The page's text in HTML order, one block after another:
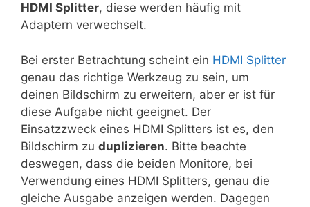
HDMI Splitter, diese werden häufig mit
Adaptern verwechselt.
Bei erster Betrachtung scheint ein HDMI Splitter
genau das richtige Werkzeug zu sein, um
deinen Bildschirm zu erweitern, aber er ist für
diese Aufgabe nicht geeignet. Der
Einsatzzweck eines HDMI Splitters ist es, den
Bildschirm zu duplizieren. Bitte beachte
deswegen, dass die beiden Monitore, bei
Verwendung eines HDMI Splitters, genau die
gleiche Ausgabe anzeigen werden. Dagegen